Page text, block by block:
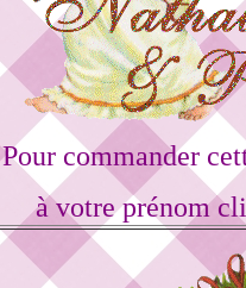
Pour commander
à votre prénom